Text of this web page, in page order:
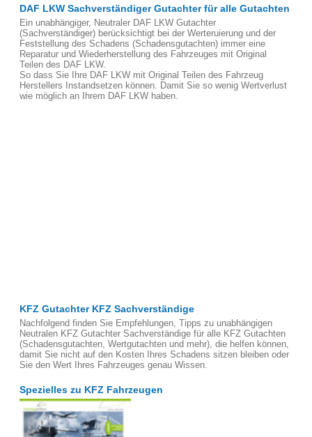
DAF LKW Sachverständiger Gutachter für alle Gutachten
Ein unabhängiger, Neutraler DAF LKW Gutachter
(Sachverständiger) berücksichtigt bei der Werteruierung und der
Feststellung des Schadens (Schadensgutachten) immer eine
Reparatur und Wiederherstellung des Fahrzeuges mit Original
Teilen des DAF LKW.
So dass Sie Ihre DAF LKW mit Original Teilen des Fahrzeug
Herstellers Instandsetzen können. Damit Sie so wenig Wertverlust
wie möglich an Ihrem DAF LKW haben.
KFZ Gutachter KFZ Sachverständige
Nachfolgend finden Sie Empfehlungen, Tipps zu unabhängigen
Neutralen KFZ Gutachter Sachverständige für alle KFZ Gutachten
(Schadensgutachten, Wertgutachten und mehr), die helfen können,
damit Sie nicht auf den Kosten Ihres Schadens sitzen bleiben oder
Sie den Wert Ihres Fahrzeuges genau Wissen.
Spezielles zu KFZ Fahrzeugen